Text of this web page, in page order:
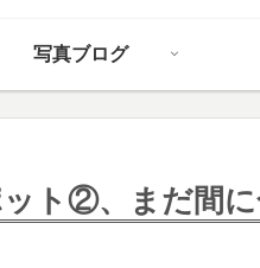
写真ブログ
ト②、まだ間